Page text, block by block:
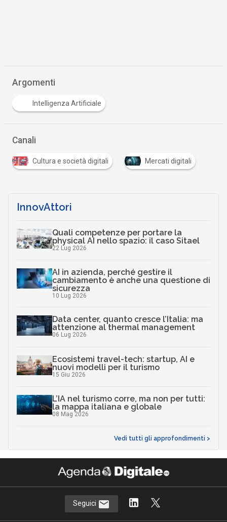
Argomenti
Intelligenza Artificiale
Canali
Cultura e società digitali Mercati digitali
InnovAttori
Quali competenze per portare la
physical AI nello spazio: il caso Sitael
22 Lug 2026
AI in azienda, perché gestire il
cambiamento è anche una questione di
sicurezza
10 Lug 2026
Data center, quanto cresce l’Italia: ma
attenzione al thermal management
06 Lug 2026
Ecosistemi travel-tech: startup, AI e
nuovi modelli per il turismo
15 Giu 2026
L’IA nel turismo corre, ma non per tutti:
la mappa italiana e globale
08 Mag 2026
Vedi tutti gli approfondimenti >
Seguici